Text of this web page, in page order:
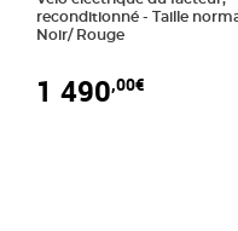
reconditionné - Taille normale -
Noir/ Rouge
1 490,00€